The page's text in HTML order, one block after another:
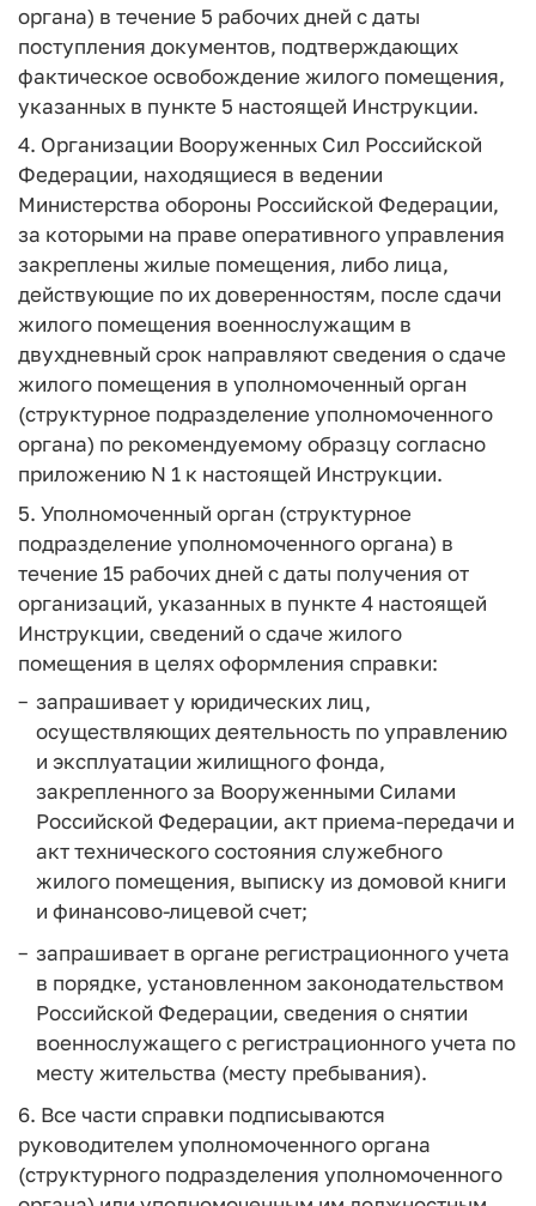
органа) в течение 5 рабочих дней с даты
поступления документов, подтверждающих
фактическое освобождение жилого помещения,
указанных в пункте 5 настоящей Инструкции.
4. Организации Вооруженных Сил Российской
Федерации, находящиеся в ведении
Министерства обороны Российской Федерации,
за которыми на праве оперативного управления
закреплены жилые помещения, либо лица,
действующие по их доверенностям, после сдачи
жилого помещения военнослужащим в
двухдневный срок направляют сведения о сдаче
жилого помещения в уполномоченный орган
(структурное подразделение уполномоченного
органа) по рекомендуемому образцу согласно
приложению N 1 к настоящей Инструкции.
5. Уполномоченный орган (структурное
подразделение уполномоченного органа) в
течение 15 рабочих дней с даты получения от
организаций, указанных в пункте 4 настоящей
Инструкции, сведений о сдаче жилого
помещения в целях оформления справки:
запрашивает у юридических лиц,
осуществляющих деятельность по управлению
и эксплуатации жилищного фонда,
закрепленного за Вооруженными Силами
Российской Федерации, акт приема-передачи и
акт технического состояния служебного
жилого помещения, выписку из домовой книги
и финансово-лицевой счет;
запрашивает в органе регистрационного учета
в порядке, установленном законодательством
Российской Федерации, сведения о снятии
военнослужащего с регистрационного учета по
месту жительства (месту пребывания).
6. Все части справки подписываются
руководителем уполномоченного органа
(структурного подразделения уполномоченного